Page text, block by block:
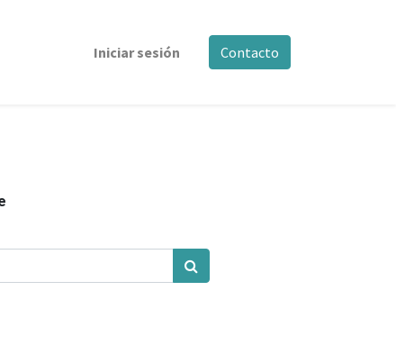
Iniciar sesión Contacto